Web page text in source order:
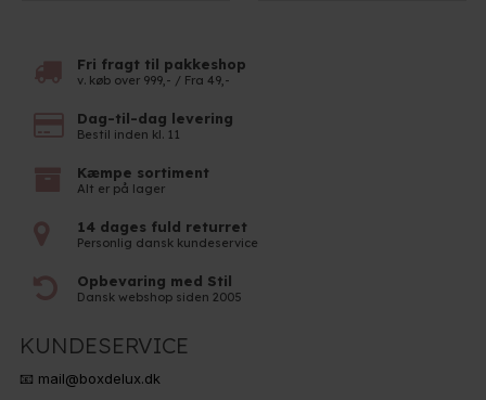
Fri fragt til pakkeshop
v. køb over 999,- / Fra 49,-
Dag-til-dag levering
Bestil inden kl. 11
Kæmpe sortiment
Alt er på lager
14 dages fuld returret
Personlig dansk kundeservice
Opbevaring med Stil
Dansk webshop siden 2005
KUNDESERVICE
📧 mail@boxdelux.dk